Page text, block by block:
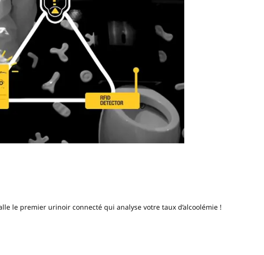
le premier urinoir connecté qui analyse votre taux d’alcoolémie !